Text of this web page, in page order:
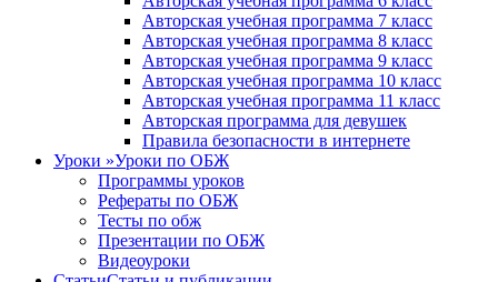
Авторская учебная программа 7 класс
Авторская учебная программа 8 класс
Авторская учебная программа 9 класс
Авторская учебная программа 10 класс
Авторская учебная программа 11 класс
Авторская программа для девушек
Правила безопасности в интернете
Уроки »Уроки по ОБЖ
Программы уроков
Рефераты по ОБЖ
Тесты по обж
Презентации по ОБЖ
Видеоуроки